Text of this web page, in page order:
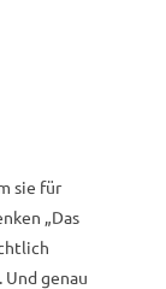
sie für
„Das
genau